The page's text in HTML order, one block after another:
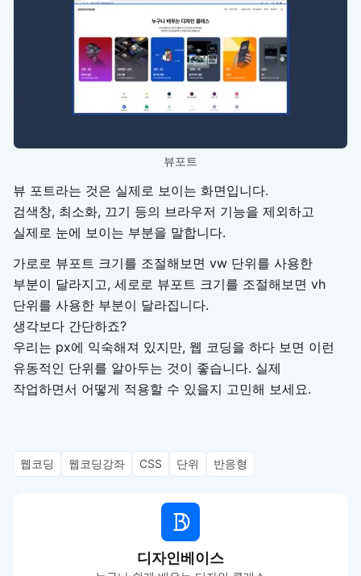
뷰포트
뷰 포트라는 것은 실제로 보이는 화면입니다.
검색창, 최소화, 끄기 등의 브라우저 기능을 제외하고
실제로 눈에 보이는 부분을 말합니다.
가로로 뷰포트 크기를 조절해보면 vw 단위를 사용한
부분이 달라지고, 세로로 뷰포트 크기를 조절해보면 vh
단위를 사용한 부분이 달라집니다.
생각보다 간단하죠?
우리는 px에 익숙해져 있지만, 웹 코딩을 하다 보면 이런
유동적인 단위를 알아두는 것이 좋습니다. 실제
작업하면서 어떻게 적용할 수 있을지 고민해 보세요.
웹코딩 웹코딩강좌 CSS 단위 반응형
디자인베이스